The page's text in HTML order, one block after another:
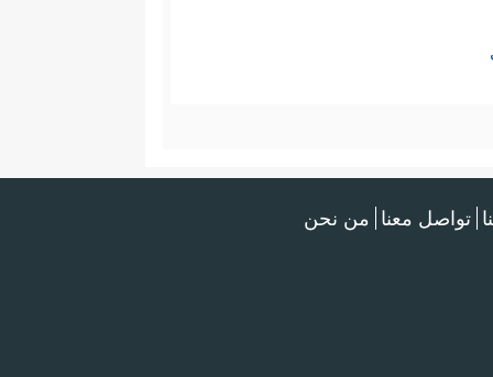
تواصل معنا من نحن